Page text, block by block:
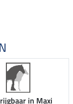
in Maxi